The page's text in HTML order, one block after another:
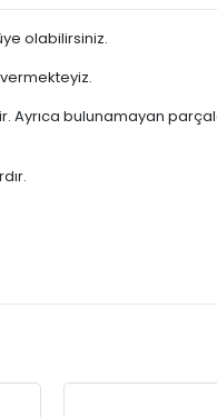
olabilirsiniz.
bulunamayan